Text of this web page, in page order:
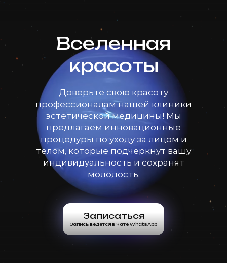
Вселенная
красоты
Доверьте свою красоту
профессионалам нашей клиники
эстетической медицины! Мы
предлагаем инновационные
процедуры по уходу за лицом и
телом, которые подчеркнут вашу
индивидуальность и сохранят
молодость.
Записаться
Запись ведется в чате WhatsApp